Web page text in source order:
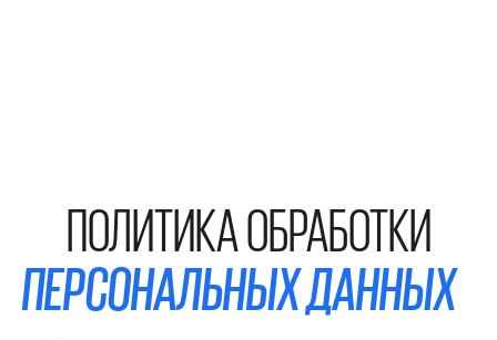
ПОЛИТИКА ОБРАБОТКИ
ПЕРСОНАЛЬНЫХ ДАННЫХ